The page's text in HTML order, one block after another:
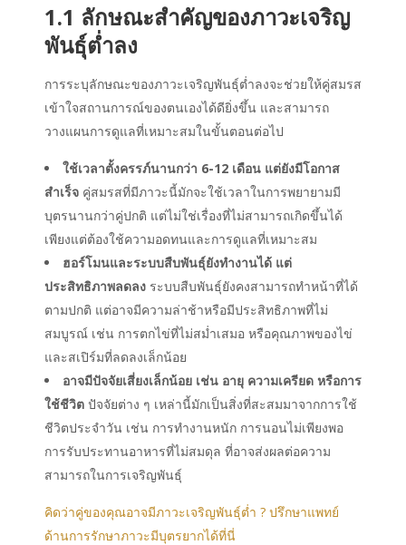
1.1 ลักษณะสำคัญของภาวะเจริญ
พันธุ์ต่ำลง
การระบุลักษณะของภาวะเจริญพันธุ์ต่ำลงจะช่วยให้คู่สมรส
เข้าใจสถานการณ์ของตนเองได้ดียิ่งขึ้น และสามารถ
วางแผนการดูแลที่เหมาะสมในขั้นตอนต่อไป
ใช้เวลาตั้งครรภ์นานกว่า 6-12 เดือน แต่ยังมีโอกาส
สำเร็จ คู่สมรสที่มีภาวะนี้มักจะใช้เวลาในการพยายามมี
บุตรนานกว่าคู่ปกติ แต่ไม่ใช่เรื่องที่ไม่สามารถเกิดขึ้นได้
เพียงแต่ต้องใช้ความอดทนและการดูแลที่เหมาะสม
ฮอร์โมนและระบบสืบพันธุ์ยังทำงานได้ แต่
ประสิทธิภาพลดลง ระบบสืบพันธุ์ยังคงสามารถทำหน้าที่ได้
ตามปกติ แต่อาจมีความล่าช้าหรือมีประสิทธิภาพที่ไม่
สมบูรณ์ เช่น การตกไข่ที่ไม่สม่ำเสมอ หรือคุณภาพของไข่
และสเปิร์มที่ลดลงเล็กน้อย
อาจมีปัจจัยเสี่ยงเล็กน้อย เช่น อายุ ความเครียด หรือการ
ใช้ชีวิต ปัจจัยต่าง ๆ เหล่านี้มักเป็นสิ่งที่สะสมมาจากการใช้
ชีวิตประจำวัน เช่น การทำงานหนัก การนอนไม่เพียงพอ
การรับประทานอาหารที่ไม่สมดุล ที่อาจส่งผลต่อความ
สามารถในการเจริญพันธุ์
คิดว่าคู่ของคุณอาจมีภาวะเจริญพันธุ์ต่ำ ? ปรึกษาแพทย์
ด้านการรักษาภาวะมีบุตรยากได้ที่นี่